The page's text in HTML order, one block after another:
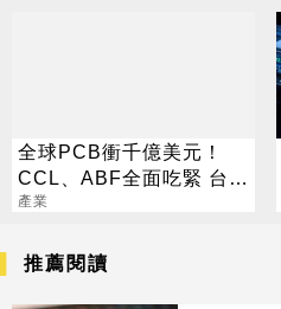
全球PCB衝千億美元！
CCL、ABF全面吃緊 台廠
迎兆元商機
產業
推薦閱讀